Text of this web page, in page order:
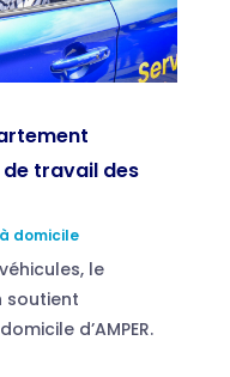
travail des
domicile
le
soutient
d’AMPER.